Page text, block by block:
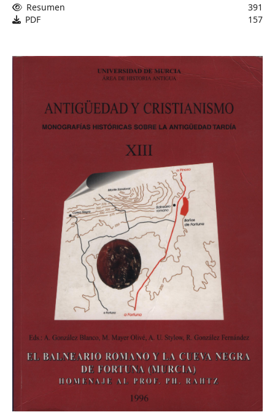
Resumen
391
PDF
157